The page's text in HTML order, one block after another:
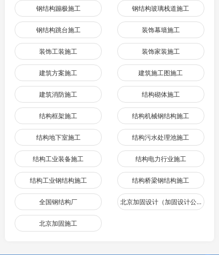
钢结构蹦极施工 钢结构玻璃栈道施工
钢结构跳台施工 装饰幕墙施工
装饰工装施工 装饰家装施工
建筑方案施工 建筑施工图施工
建筑消防施工 结构砌体施工
结构框架施工 结构机械钢结构施工
结构地下室施工 结构污水处理池施工
结构工业装备施工 结构电力行业施工
结构工业钢结构施工 结构桥梁钢结构施工
全国钢结构厂 北京加固设计（加固设计公司）
北京加固施工